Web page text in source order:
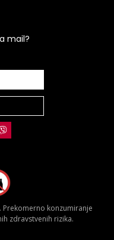
mail?
konzumiranje
zdravstvenih rizika.